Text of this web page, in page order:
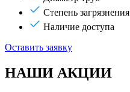
Степень загрязнения
Наличие доступа
Оставить заявку
НАШИ АКЦИИ